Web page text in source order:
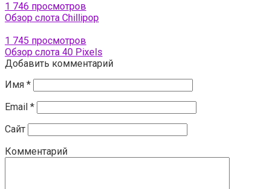
1 746 просмотров
Обзор слота Chillipop
1 745 просмотров
Обзор слота 40 Pixels
Добавить комментарий
Имя *
Email *
Сайт
Комментарий